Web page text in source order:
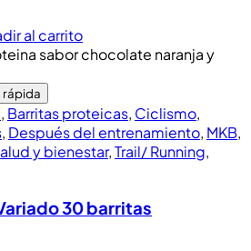
al carrito
rápida
, Barritas proteicas, Ciclismo,
, Después del entrenamiento, MKB,
y bienestar,Trail/ Running,
30 barritas